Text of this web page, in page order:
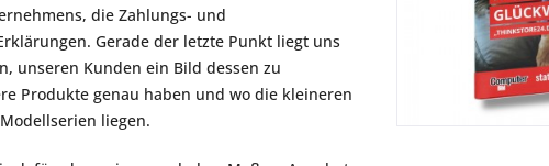
die Zahlungs- und
Gerade der letzte Punkt liegt uns
unseren Kunden ein Bild dessen zu
Produkte genau haben und wo die kleineren
liegen.